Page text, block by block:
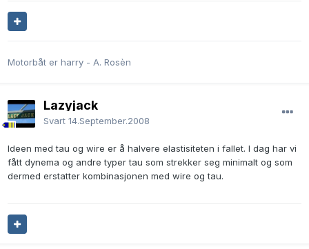
Motorbåt er harry - A. Rosèn
Lazyjack
Svart 14.September.2008
Ideen med tau og wire er å halvere elastisiteten i fallet. I dag har vi
fått dynema og andre typer tau som strekker seg minimalt og som
dermed erstatter kombinasjonen med wire og tau.